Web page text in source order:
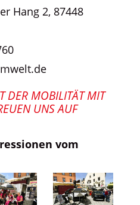
Hang 2, 87448
DER MOBILITÄT MIT
UNS AUF
vom